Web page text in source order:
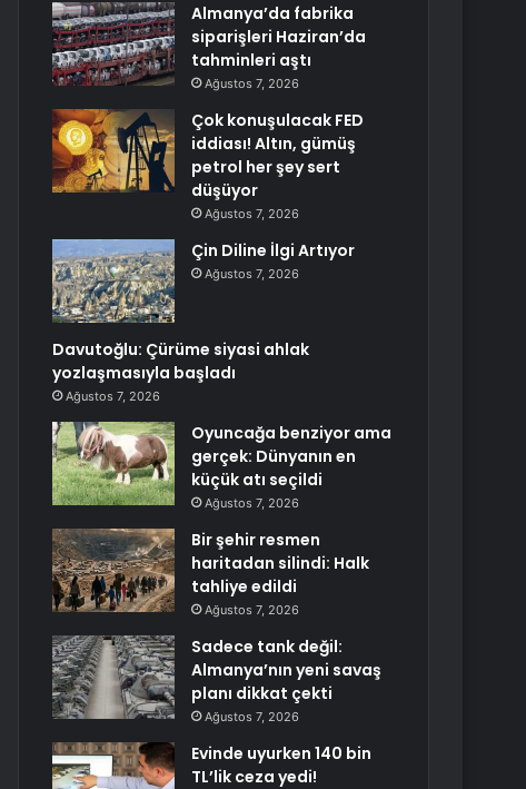
Almanya’da fabrika
siparişleri Haziran’da
tahminleri aştı
Ağustos 7, 2026
Çok konuşulacak FED
iddiası! Altın, gümüş
petrol her şey sert
düşüyor
Ağustos 7, 2026
Çin Diline İlgi Artıyor
Ağustos 7, 2026
Davutoğlu: Çürüme siyasi ahlak
yozlaşmasıyla başladı
Ağustos 7, 2026
Oyuncağa benziyor ama
gerçek: Dünyanın en
küçük atı seçildi
Ağustos 7, 2026
Bir şehir resmen
haritadan silindi: Halk
tahliye edildi
Ağustos 7, 2026
Sadece tank değil:
Almanya’nın yeni savaş
planı dikkat çekti
Ağustos 7, 2026
Evinde uyurken 140 bin
TL’lik ceza yedi!